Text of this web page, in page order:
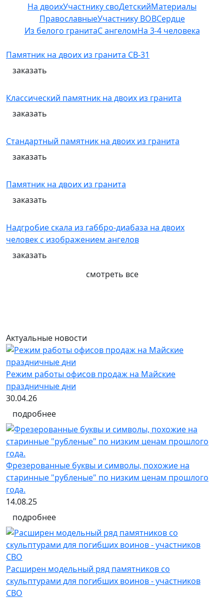
На двоихУчастнику своДетскийМатериалы
ПравославныеУчастнику ВОВСердце
Из белого гранитаС ангеломНа 3-4 человека
Памятник на двоих из гранита СВ-31
заказать
Классический памятник на двоих из гранита
заказать
Стандартный памятник на двоих из гранита
заказать
Памятник на двоих из гранита
заказать
Надгробие скала из габбро-диабаза на двоих
человек с изображением ангелов
заказать
смотреть все
Актуальные новости
Режим работы офисов продаж на Майские
праздничные дни
30.04.26
подробнее
Фрезерованные буквы и символы, похожие на
старинные "рубленые" по низким ценам прошлого
года.
14.08.25
подробнее
Расширен модельный ряд памятников со
скульптурами для погибших воинов - участников
СВО